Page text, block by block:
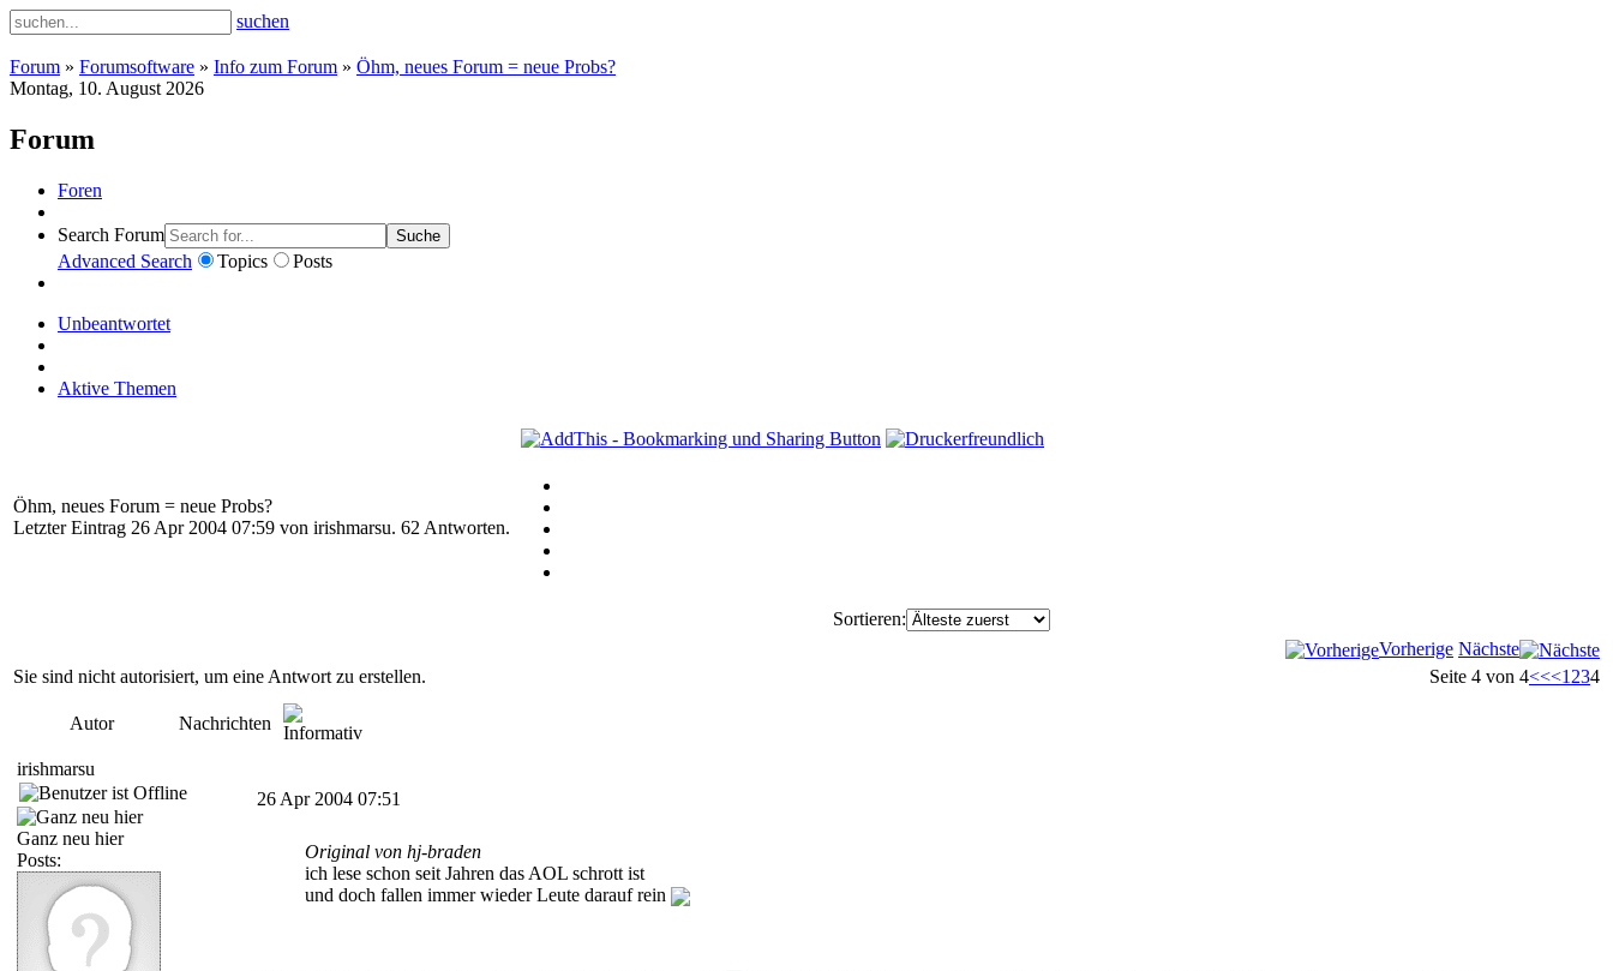
suchen
Forum » Forumsoftware » Info zum Forum » Öhm, neues Forum = neue Probs?
Montag, 10. August 2026
Forum
Foren
Search Forum Suche
Advanced Search Topics Posts
Unbeantwortet
Aktive Themen
Öhm, neues Forum = neue Probs?
Letzter Eintrag 26 Apr 2004 07:59 von irishmarsu. 62 Antworten.
Sortieren:
Vorherige Nächste
Sie sind nicht autorisiert, um eine Antwort zu erstellen.
Seite 4 von 4<<<1 234
Autor Nachrichten
irishmarsu
Ganz neu hier
Posts:
26 Apr 2004 07:51
Original von hj-braden
ich lese schon seit Jahren das AOL schrott ist
und doch fallen immer wieder Leute darauf rein